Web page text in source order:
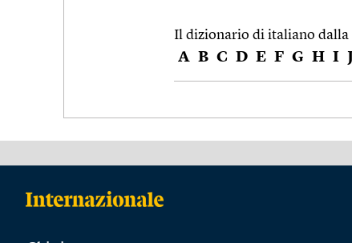
Il dizionario di italiano dalla
A B C D E F G H I J